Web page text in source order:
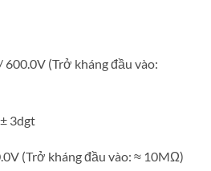
(Trở kháng đầu vào:
3dgt
(Trở kháng đầu vào: ≈ 10MΩ)